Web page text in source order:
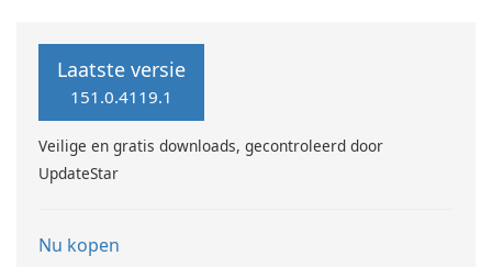
seamlessly showcase web
appreciate the convenience
their Android experience.
Laatste versie
151.0.4119.1
Veilige en gratis downloads, gecontroleerd door
UpdateStar
Nu kopen